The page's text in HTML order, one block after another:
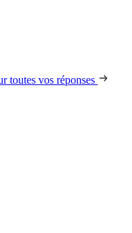
toutes vos réponses